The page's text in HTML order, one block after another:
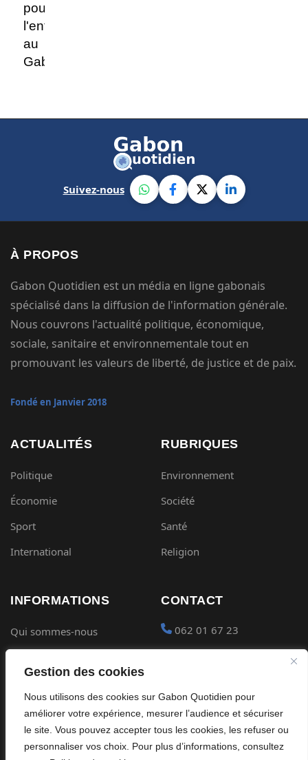
Gestion des cookies
Nous utilisons des cookies sur Gabon Quotidien pour
améliorer votre expérience, mesurer l’audience et sécuriser
le site. Vous pouvez accepter tous les cookies, les refuser ou
personnaliser vos choix. Pour plus d’informations, consultez
Suivez-nous
À PROPOS
Gabon Quotidien est un média en ligne gabonais
spécialisé dans la diffusion de l'information générale.
Nous couvrons l'actualité politique, économique,
sociale, sanitaire et environnementale tout en
promouvant les valeurs de liberté, de justice et de paix.
Fondé en Janvier 2018
ACTUALITÉS
Politique
Économie
Sport
International
RUBRIQUES
Environnement
Société
Santé
Religion
INFORMATIONS
Qui sommes-nous
Confidentialité
Cookies
CONTACT
062 01 67 23
Placer une Pub
Devenir partenaire